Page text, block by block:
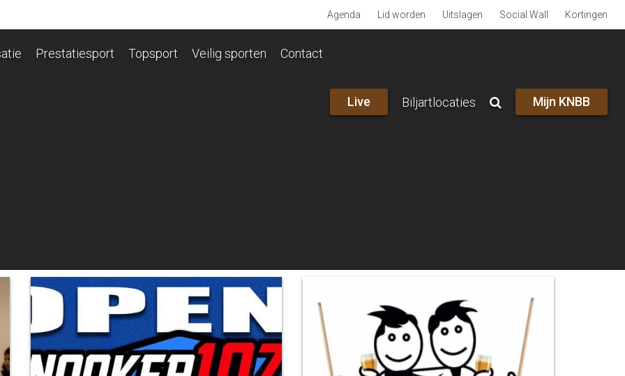
Agenda Lid worden Uitslagen Social Wall Kortingen
Prestatiesport Topsport Veilig sporten Contact
Live Biljartlocaties Mijn KNBB